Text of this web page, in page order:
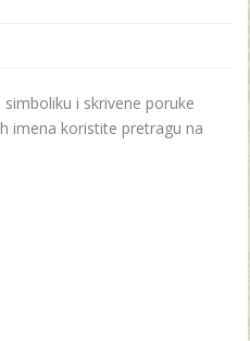
i skrivene poruke
imena koristite pretragu na